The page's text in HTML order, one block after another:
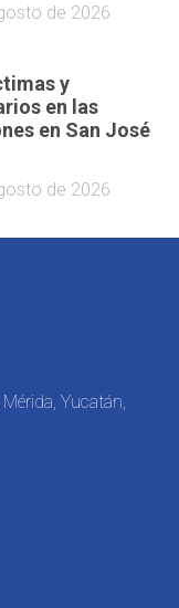
de 2026
y
en las
en San José
de 2026
Yucatán,